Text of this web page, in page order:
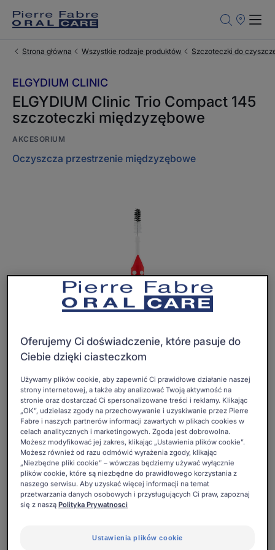
Punkty
Strona główna Wszystkie rodzaje produktów Szczoteczki do
ELGYDIUM CLINIC
ELGYDIUM Clinic Trio Compact 145
szczoteczki międzyzębowe
AKCESORIUM
Oczyszcza przestrzenie międzyzębowe
Precyzyjne i łatwe w użyciu : szczoteczki
międzyzębowe ELGYDIUM CLINIC Trio Compact,
zgrupowane po trzy w praktycznym uchwycie,
ułatwiają czyszczenie trudno dostępnych miejsc.
Oferujemy Ci doświadczenie, które pasuje do
Ciebie dzięki ciasteczkom
Używamy plików cookie, aby zapewnić Ci prawidłowe działanie naszej
strony internetowej, a także aby analizować Twoją aktywność na
stronie oraz dostarczać Ci spersonalizowane treści i reklamy. Klikając
„OK”, udzielasz zgody na przechowywanie i uzyskiwanie przez Pierre
Fabre i naszych partnerów informacji zawartych w plikach cookies w
celach analitycznych i marketingowych. Zgoda jest dobrowolna.
Możesz modyfikować jej zakres, klikając „Ustawienia plików cookie”.
Możesz również od razu odmówić wyrażenia zgody, klikając
„Niezbędne pliki cookie” – wówczas będziemy używać wyłącznie
plików cookie, które są niezbędne do prawidłowego korzystania z
naszego serwisu. Aby uzyskać więcej informacji na temat
przetwarzania danych osobowych i przysługujących Ci praw, zapoznaj
się z nasząPolityka Prywatnosci
Ustawienia plików cookie